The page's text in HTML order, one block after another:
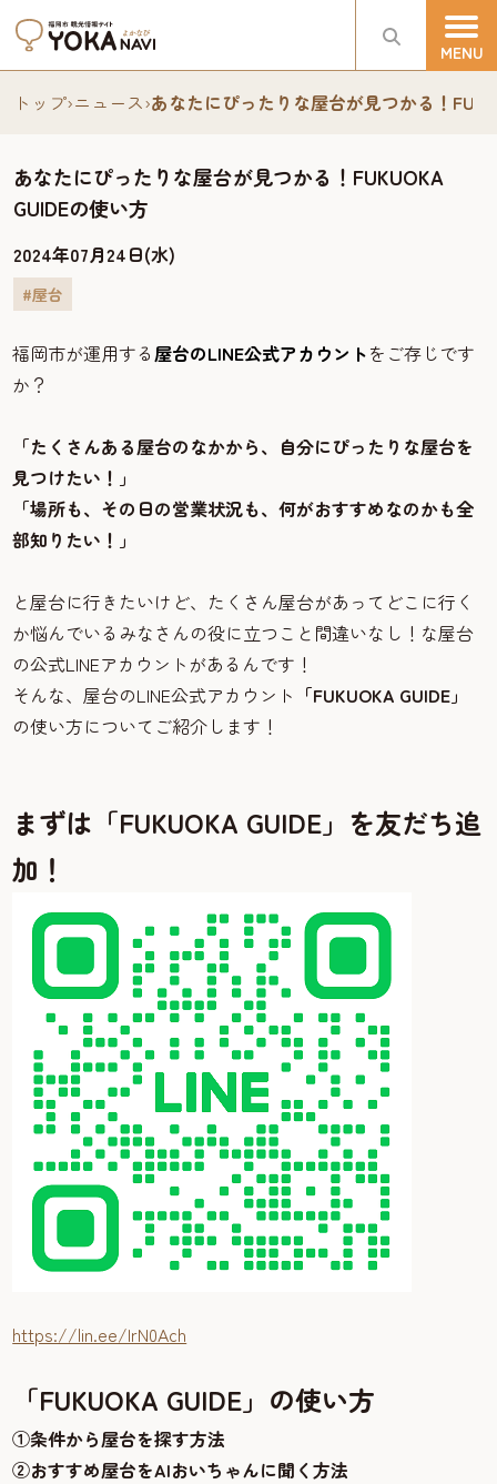
トップ›ニュース›あなたにぴったりな屋台が見つかる！
あなたにぴったりな屋台が見つかる！FUKUOKA
GUIDEの使い方
2024年07月24日(水)
#屋台
福岡市が運用する屋台のLINE公式アカウントをご存じです
か？
「たくさんある屋台のなかから、自分にぴったりな屋台を
見つけたい！」
「場所も、その日の営業状況も、何がおすすめなのかも全
部知りたい！」
と屋台に行きたいけど、たくさん屋台があってどこに行く
か悩んでいるみなさんの役に立つこと間違いなし！な屋台
の公式LINEアカウントがあるんです！
そんな、屋台のLINE公式アカウント 「FUKUOKA GUIDE」
の使い方についてご紹介します！
まずは「FUKUOKA GUIDE」を友だち追
加！
https://lin.ee/IrN0Ach
「FUKUOKA GUIDE」の使い方
①条件から屋台を探す方法
②おすすめ屋台をAIおいちゃんに聞く方法